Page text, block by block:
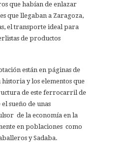
que habían de enlazar
que llegaban a Zaragoza,
el transporte ideal para
de productos
están en páginas de
y los elementos que
de este ferrocarril de
sueño de unas
de la economía en la
en poblaciones como
y Sadaba.